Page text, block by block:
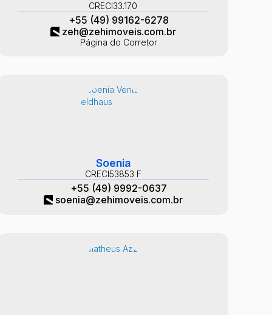
CRECI33.170
+55 (49) 99162-6278
zeh@zehimoveis.com.br
Página do Corretor
Soenia
CRECI53853 F
+55 (49) 9992-0637
soenia@zehimoveis.com.br